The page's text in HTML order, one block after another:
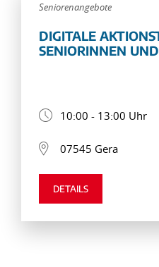
Seniorenangebote
DIGITALE
SENIORINNEN
10:00 - 13:00 Uhr
07545 Gera
DETAILS